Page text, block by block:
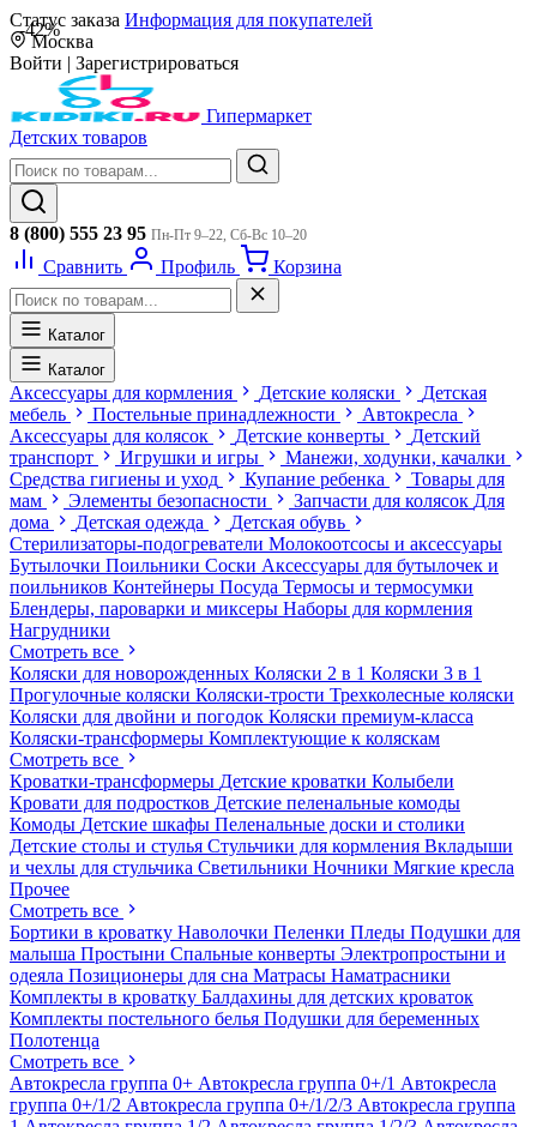
Статус заказа Информация для покупателей
Москва
Войти | Зарегистрироваться
Гипермаркет
Детских товаров
8 (800) 555 23 95 Пн-Пт 9–22, Сб-Вс 10–20
Сравнить Профиль Корзина
Каталог
Каталог
Аксессуары для кормления Детские коляски
Детская
мебель
Постельные принадлежности
Автокресла
Аксессуары для колясок
Детские конверты
Детский
транспорт
Игрушки и игры
Манежи, ходунки, качалки
Средства гигиены и уход
Купание ребенка
Товары для
мам
Элементы безопасности Запчасти для колясок Для
дома
Детская одежда
Детская обувь
Стерилизаторы-подогреватели Молокоотсосы и аксессуары
Бутылочки Поильники Соски Аксессуары для бутылочек и
поильников Контейнеры Посуда Термосы и термосумки
Блендеры, пароварки и миксеры Наборы для кормления
Нагрудники
Смотреть все
Коляски для новорожденных Коляски 2 в 1 Коляски 3 в 1
Прогулочные коляски Коляски-трости Трехколесные коляски
Коляски для двойни и погодок Коляски премиум-класса
Коляски-трансформеры Комплектующие к коляскам
Смотреть все
Кроватки-трансформеры Детские кроватки Колыбели
Кровати для подростков Детские пеленальные комоды
Комоды Детские шкафы Пеленальные доски и столики
Детские столы и стулья Стульчики для кормления Вкладыши
и чехлы для стульчика Светильники Ночники Мягкие кресла
Прочее
Смотреть все
Бортики в кроватку Наволочки Пеленки Пледы Подушки для
малыша Простыни Спальные конверты Электропростыни и
одеяла Позиционеры для сна Матрасы Наматрасники
Комплекты в кроватку Балдахины для детских кроваток
Комплекты постельного белья Подушки для беременных
Полотенца
Смотреть все
Автокресла группа 0+ Автокресла группа 0+/1 Автокресла
группа 0+/1/2 Автокресла группа 0+/1/2/3 Автокресла группа
-42%